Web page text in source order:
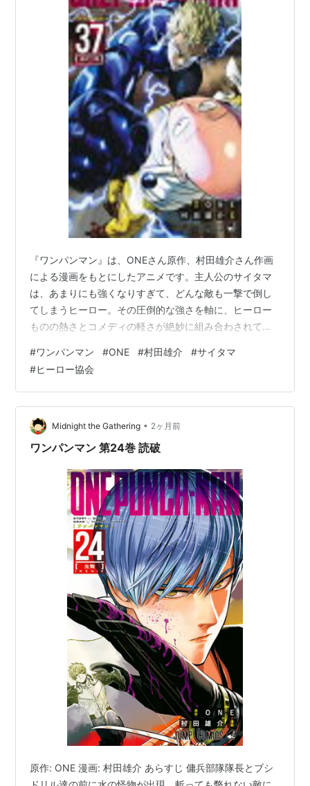
『ワンパンマン』は、ONEさん原作、村田雄介さん作画
による漫画をもとにしたアニメです。主人公のサイタマ
は、あまりにも強くなりすぎて、どんな敵も一撃で倒し
てしまうヒーロー。その圧倒的な強さを軸に、ヒーロー
ものの熱さとコメディの軽さが絶妙に組み合わされてい
品では、主人公が強敵に苦戦しながら成長していく流れ
が多いです。でも『ワンパンマン』では、主人公が最初
から圧倒的に強い存在として描かれます。そのため、勝
敗そのものよりも、周囲とのズレやサイタマ自身の虚し
さが面白さにつながっています。 ヒーロー社会の広がり
作品には、ヒーロー協会やランク制度など、…
#ワンパンマン #ONE #村田雄介 #サイタマ
#ヒーロー協会
Midnight the Gathering • 2ヶ月前
ワンパンマン 第24巻 読破
原作: ONE 漫画: 村田雄介 あらすじ 傭兵部隊隊長とブシ